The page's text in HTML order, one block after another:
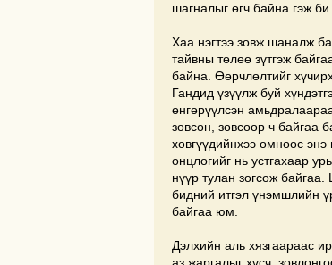
шагналыг өгч байна гэж
Хаа нэгтээ зовж шаналж
тайвны төлөө зүтгэж
байна. Өөрчлөлтийг
Гандид үзүүлж буй
өнгөрүүлсэн
зовсон, зовсоор ч байгаа
хөвгүүдийнхээ өмнөөс
онцлогийг нь устгахаар
нүүр тулан зогсож
бидний итгэл үнэмшлийн
байгаа юм.
Дэлхийн аль хязгаараас